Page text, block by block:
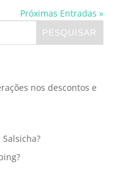
Próximas Entradas »
nos descontos e